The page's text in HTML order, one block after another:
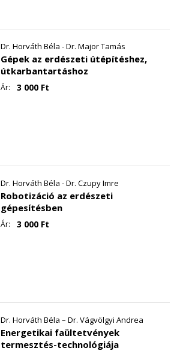
Dr. Horváth Béla - Dr. Major Tamás
Gépek az erdészeti útépítéshez,
útkarbantartáshoz
Ár: 3 000 Ft
Dr. Horváth Béla - Dr. Czupy Imre
Robotizáció az erdészeti
gépesítésben
Ár: 3 000 Ft
Dr. Horváth Béla – Dr. Vágvölgyi Andrea
Energetikai faültetvények
termesztés-technológiája